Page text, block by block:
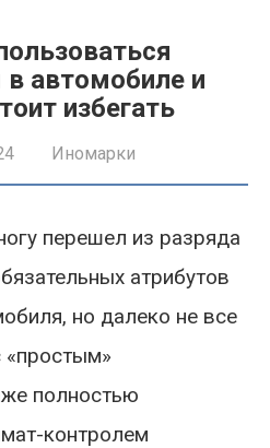
автомобиле и
избегать
Иномарки
перешел из разряда
атрибутов
но далеко не все
полностью
контролем